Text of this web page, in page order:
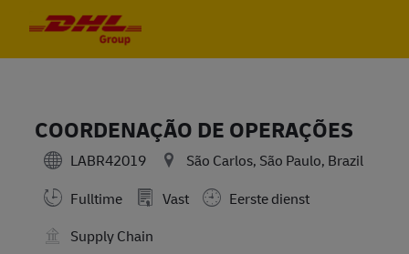
COORDENAÇÃO DE OPERAÇÕES
LABR42019
São Carlos, São Paulo, Brazil
Fulltime
Vast
Eerste dienst
Supply Chain